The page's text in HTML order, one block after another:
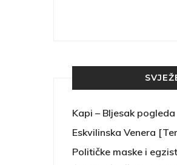
Kapi – Bljesak pogleda
Eskvilinska Venera
Političke maske i